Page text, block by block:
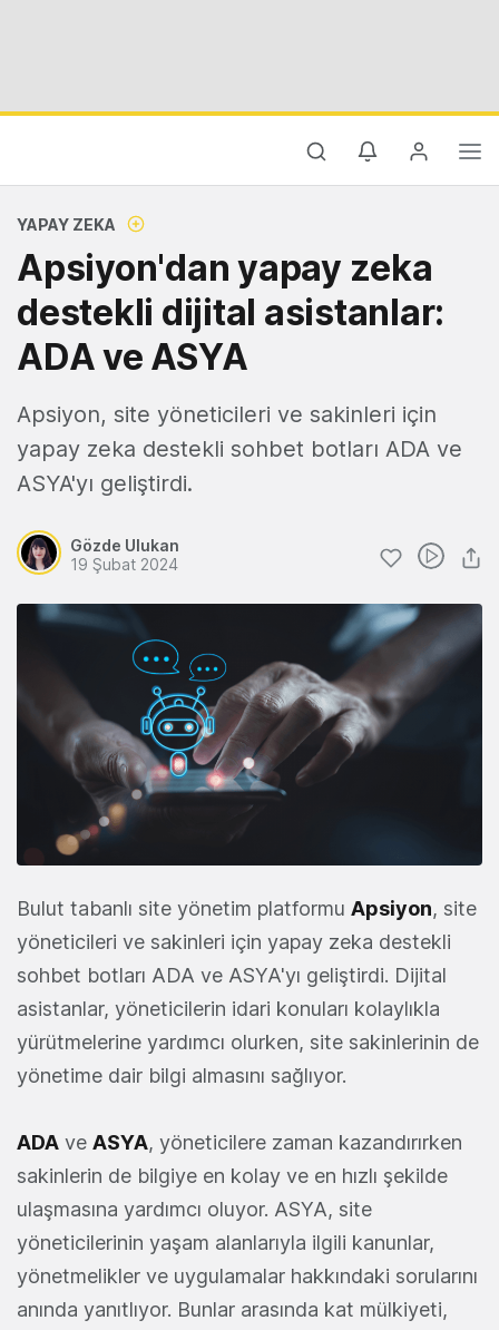
YAPAY ZEKA
Apsiyon'dan yapay zeka
destekli dijital asistanlar:
ADA ve ASYA
Apsiyon, site yöneticileri ve sakinleri için
yapay zeka destekli sohbet botları ADA ve
ASYA'yı geliştirdi.
Gözde Ulukan
19 Şubat 2024
Bulut tabanlı site yönetim platformu Apsiyon, site
yöneticileri ve sakinleri için yapay zeka destekli
sohbet botları ADA ve ASYA'yı geliştirdi. Dijital
asistanlar, yöneticilerin idari konuları kolaylıkla
yürütmelerine yardımcı olurken, site sakinlerinin de
yönetime dair bilgi almasını sağlıyor.
ADA ve ASYA, yöneticilere zaman kazandırırken
sakinlerin de bilgiye en kolay ve en hızlı şekilde
ulaşmasına yardımcı oluyor. ASYA, site
yöneticilerinin yaşam alanlarıyla ilgili kanunlar,
yönetmelikler ve uygulamalar hakkındaki sorularını
anında yanıtlıyor. Bunlar arasında kat mülkiyeti,